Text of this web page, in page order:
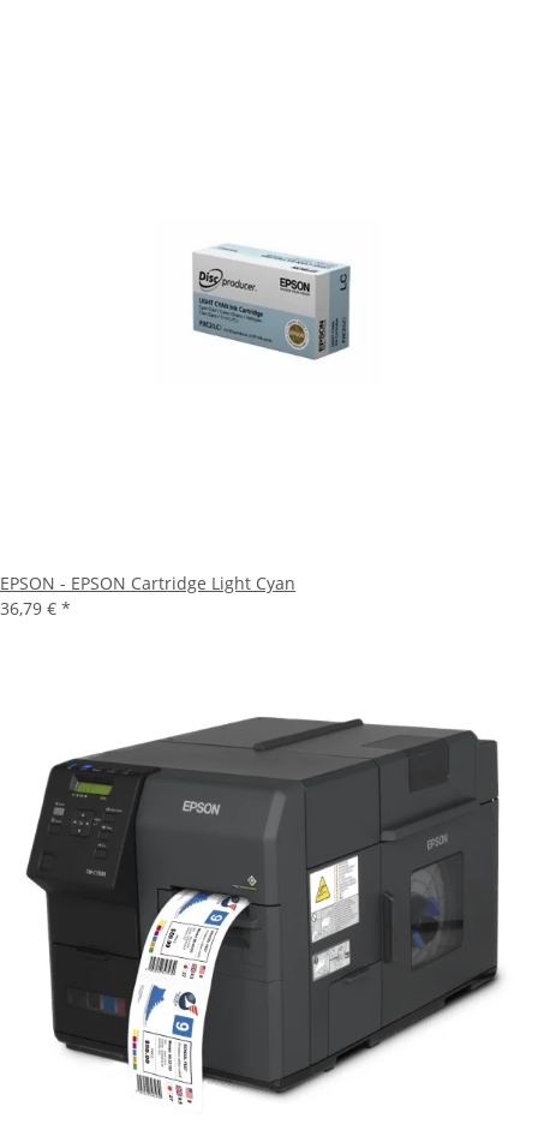
EPSON - EPSON Cartridge Light Cyan
36,79 € *